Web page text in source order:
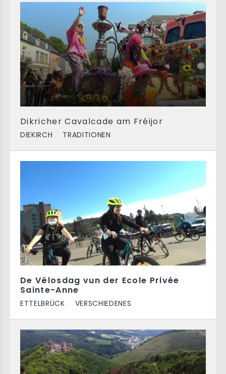
Dikricher Cavalcade am Fréijor
DIEKIRCH TRADITIONEN
De Vëlosdag vun der Ecole Privée
Sainte-Anne
ETTELBRÜCK VERSCHIEDENES